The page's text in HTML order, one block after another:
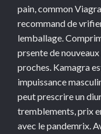
pain, common
recommand de
lemballage.
prsente de
proches. Kamagra
impuissance
peut prescrire un
tremblements, prix
avec le pandemrix.